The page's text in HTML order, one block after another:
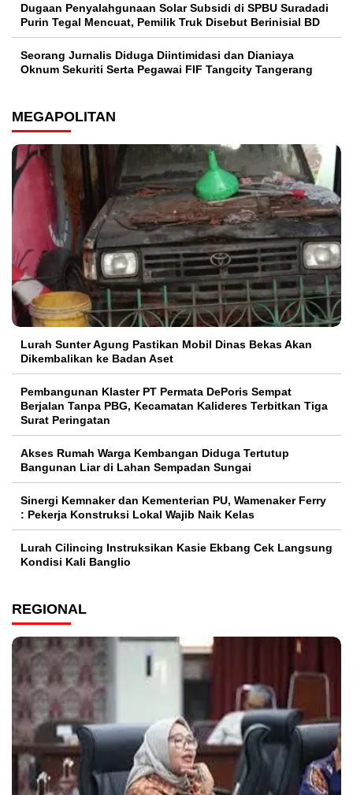
‎Dugaan Penyalahgunaan Solar Subsidi di SPBU Suradadi
Purin Tegal Mencuat, Pemilik Truk Disebut Berinisial BD
Seorang Jurnalis Diduga Diintimidasi dan Dianiaya
Oknum Sekuriti Serta Pegawai FIF Tangcity Tangerang
MEGAPOLITAN
Lurah Sunter Agung Pastikan Mobil Dinas Bekas Akan
Dikembalikan ke Badan Aset
Pembangunan Klaster PT Permata DePoris Sempat
Berjalan Tanpa PBG, Kecamatan Kalideres Terbitkan Tiga
Surat Peringatan
Akses Rumah Warga Kembangan Diduga Tertutup
Bangunan Liar di Lahan Sempadan Sungai
Sinergi Kemnaker dan Kementerian PU, Wamenaker Ferry
: Pekerja Konstruksi Lokal Wajib Naik Kelas
Lurah Cilincing Instruksikan Kasie Ekbang Cek Langsung
Kondisi Kali Banglio
REGIONAL